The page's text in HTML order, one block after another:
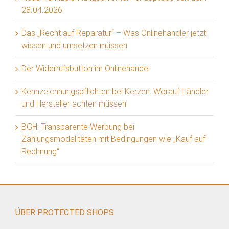
28.04.2026
Das „Recht auf Reparatur“ – Was Onlinehändler jetzt
wissen und umsetzen müssen
Der Widerrufsbutton im Onlinehandel
Kennzeichnungspflichten bei Kerzen: Worauf Händler
und Hersteller achten müssen
BGH: Transparente Werbung bei
Zahlungsmodalitäten mit Bedingungen wie „Kauf auf
Rechnung“
ÜBER PROTECTED SHOPS